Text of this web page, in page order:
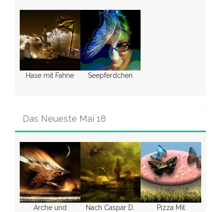
Hase mit Fahne Seepferdchen
Das Neueste Mai 18
Arche und
Nach Caspar D.
Pizza Mit